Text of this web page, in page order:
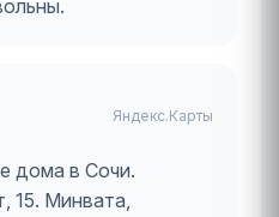
Яндекс.Карты
дома в Сочи.
15. Минвата,